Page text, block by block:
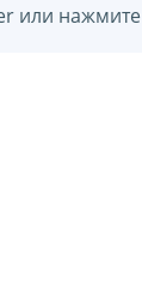
или нажмите